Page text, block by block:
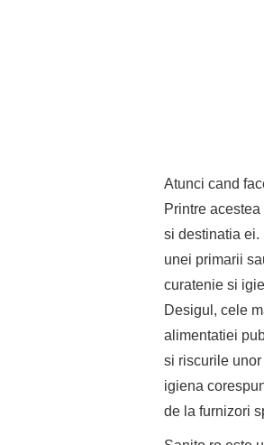
Atunci cand
Printre
si destinatia ei.
unei primarii
curatenie si
Desigul, cele
alimentatiei
si riscurile
igiena
de la furnizori